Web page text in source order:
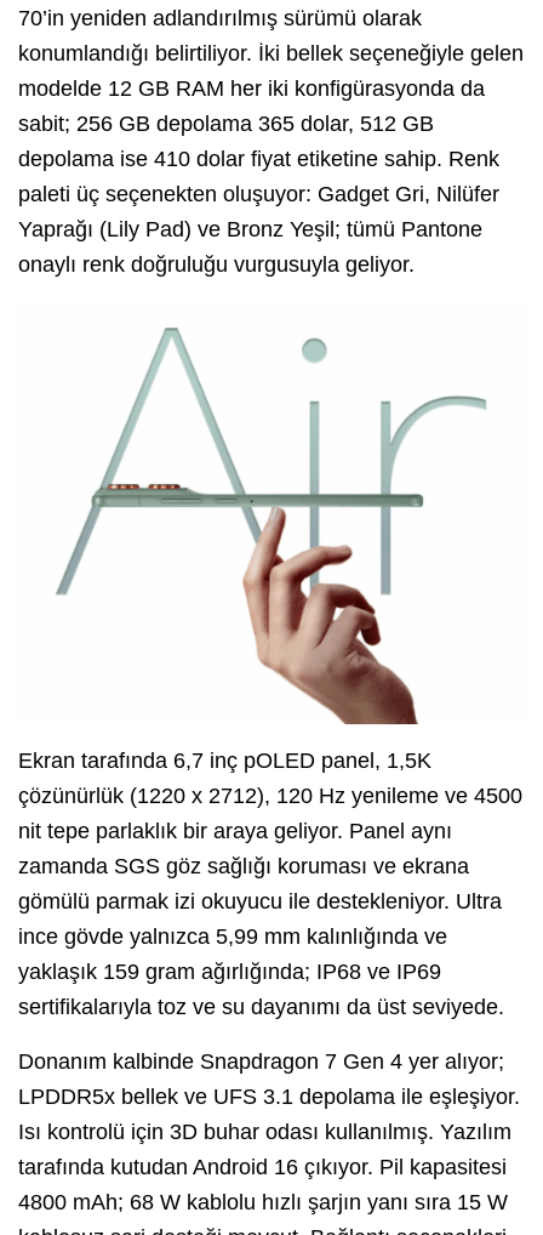
70’in yeniden adlandırılmış sürümü olarak
konumlandığı belirtiliyor. İki bellek seçeneğiyle gelen
modelde 12 GB RAM her iki konfigürasyonda da
sabit; 256 GB depolama 365 dolar, 512 GB
depolama ise 410 dolar fiyat etiketine sahip. Renk
paleti üç seçenekten oluşuyor: Gadget Gri, Nilüfer
Yaprağı (Lily Pad) ve Bronz Yeşil; tümü Pantone
onaylı renk doğruluğu vurgusuyla geliyor.
Ekran tarafında 6,7 inç pOLED panel, 1,5K
çözünürlük (1220 x 2712), 120 Hz yenileme ve 4500
nit tepe parlaklık bir araya geliyor. Panel aynı
zamanda SGS göz sağlığı koruması ve ekrana
gömülü parmak izi okuyucu ile destekleniyor. Ultra
ince gövde yalnızca 5,99 mm kalınlığında ve
yaklaşık 159 gram ağırlığında; IP68 ve IP69
sertifikalarıyla toz ve su dayanımı da üst seviyede.
Donanım kalbinde Snapdragon 7 Gen 4 yer alıyor;
LPDDR5x bellek ve UFS 3.1 depolama ile eşleşiyor.
Isı kontrolü için 3D buhar odası kullanılmış. Yazılım
tarafında kutudan Android 16 çıkıyor. Pil kapasitesi
4800 mAh; 68 W kablolu hızlı şarjın yanı sıra 15 W